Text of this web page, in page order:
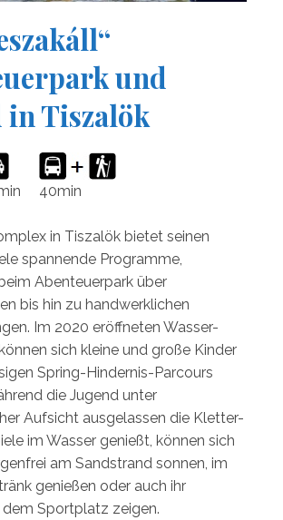
und
in Tiszalök
40min
in Tiszalök bietet seinen
spannende Programme,
Abenteuerpark über
bis hin zu handwerklichen
Im 2020 eröffneten Wasser-
sich kleine und große Kinder
Spring-Hindernis-Parcours
die Jugend unter
Aufsicht ausgelassen die Kletter-
im Wasser genießt, können sich
am Sandstrand sonnen, im
genießen oder auch ihr
dem Sportplatz zeigen.